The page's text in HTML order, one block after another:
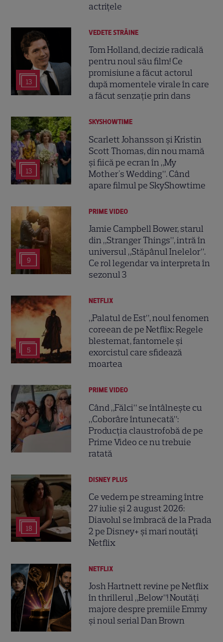
actrițele
13
VEDETE STRĂINE
Tom Holland, decizie radicală
pentru noul său film! Ce
promisiune a făcut actorul
după momentele virale în care
a făcut senzație prin dans
13
SKYSHOWTIME
Scarlett Johansson și Kristin
Scott Thomas, din nou mamă
și fiică pe ecran în „My
Mother's Wedding”. Când
apare filmul pe SkyShowtime
9
PRIME VIDEO
Jamie Campbell Bower, starul
din „Stranger Things”, intră în
universul „Stăpânul Inelelor”.
Ce rol legendar va interpreta în
sezonul 3
5
NETFLIX
„Palatul de Est”, noul fenomen
coreean de pe Netflix: Regele
blestemat, fantomele și
exorcistul care sfidează
moartea
PRIME VIDEO
Când „Fălci” se întâlnește cu
„Coborâre întunecată”:
Producția claustrofobă de pe
Prime Video ce nu trebuie
ratată
18
DISNEY PLUS
Ce vedem pe streaming între
27 iulie și 2 august 2026:
Diavolul se îmbracă de la Prada
2 pe Disney+ și mari noutăți
Netflix
NETFLIX
Josh Hartnett revine pe Netflix
în thrillerul „Below”! Noutăți
majore despre premiile Emmy
și noul serial Dan Brown